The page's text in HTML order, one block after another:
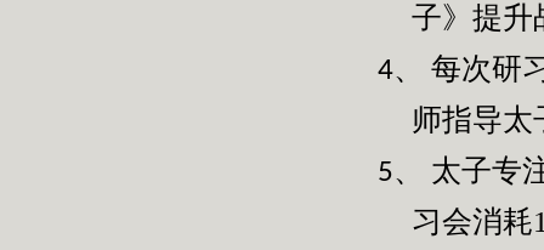
子》提升
4、
每次研
师指导太
5、
太子专
习会消耗